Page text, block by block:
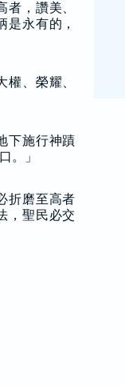
，讚美、
是永有的，
、榮耀、
下施行神蹟
。」
折磨至高者
，聖民必交